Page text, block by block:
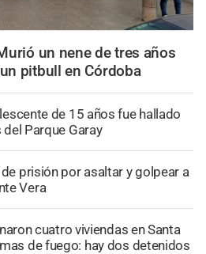
un nene de tres años
pitbull en Córdoba
de 15 años fue hallado
Parque Garay
prisión por asaltar y golpear a
Vera
cuatro viviendas en Santa
de fuego: hay dos detenidos